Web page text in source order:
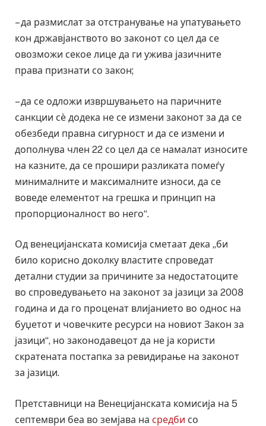
– да размислат за отстранување на упатувањето
кон државјанството во законот со цел да се
овозможи секое лице да ги ужива јазичните
права признати со закон;
– да се одложи извршувањето на паричните
санкции сѐ додека не се измени законот за да се
обезбеди правна сигурност и да се измени и
дополнува член 22 со цел да се намалат износите
на казните, да се прошири разликата помеѓу
минималните и максималните износи, да се
воведе елементот на грешка и принцип на
пропорционалност во него“.
Од венецијанската комисија сметаат дека „би
било корисно доколку властите спроведат
детални студии за причините за недостатоците
во спроведувањето на законот за јазици за 2008
година и да го проценат влијанието во однос на
буџетот и човечките ресурси на новиот Закон за
јазици“, но законодавецот да не ја користи
скратената постапка за ревидирање на законот
за јазици.
Претставници на Венецијанската комисија на 5
септември беа во земјава на средби со